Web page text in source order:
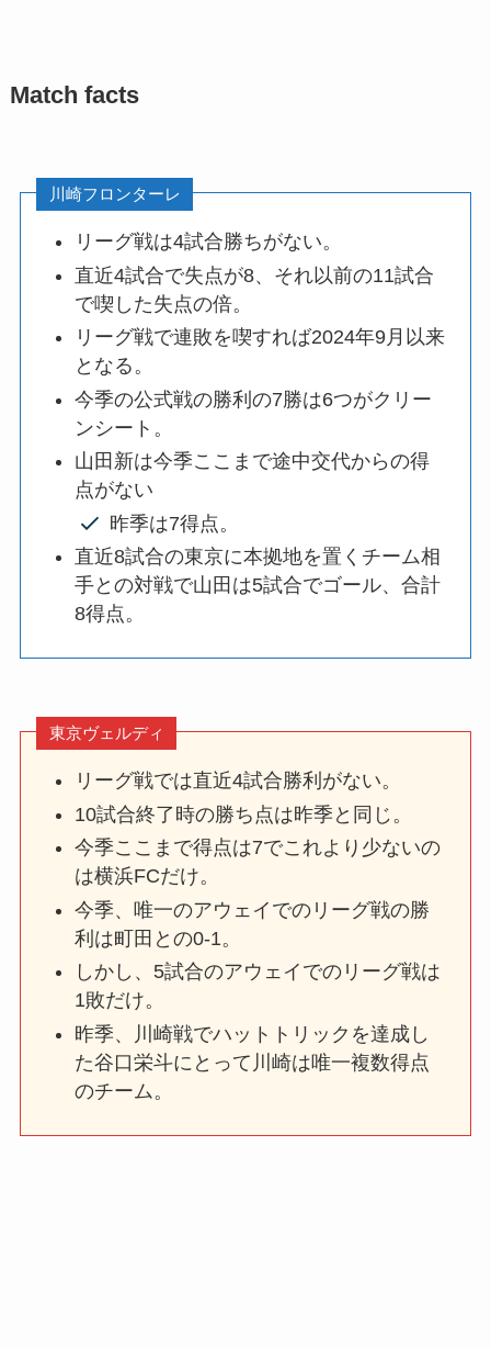
Match facts
川崎フロンターレ
リーグ戦は4試合勝ちがない。
直近4試合で失点が8、それ以前の11試合
で喫した失点の倍。
リーグ戦で連敗を喫すれば2024年9月以来
となる。
今季の公式戦の勝利の7勝は6つがクリー
ンシート。
山田新は今季ここまで途中交代からの得
点がない
昨季は7得点。
直近8試合の東京に本拠地を置くチーム相
手との対戦で山田は5試合でゴール、合計
8得点。
東京ヴェルディ
リーグ戦では直近4試合勝利がない。
10試合終了時の勝ち点は昨季と同じ。
今季ここまで得点は7でこれより少ないの
は横浜FCだけ。
今季、唯一のアウェイでのリーグ戦の勝
利は町田との0-1。
しかし、5試合のアウェイでのリーグ戦は
1敗だけ。
昨季、川崎戦でハットトリックを達成し
た谷口栄斗にとって川崎は唯一複数得点
のチーム。